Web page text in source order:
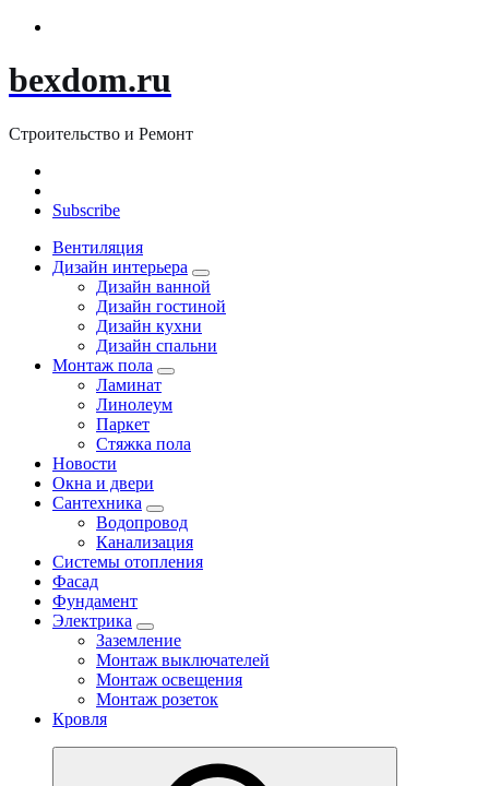
bexdom.ru
Строительство и Ремонт
Subscribe
Вентиляция
Дизайн интерьера
Дизайн ванной
Дизайн гостиной
Дизайн кухни
Дизайн спальни
Монтаж пола
Ламинат
Линолеум
Паркет
Стяжка пола
Новости
Окна и двери
Сантехника
Водопровод
Канализация
Системы отопления
Фасад
Фундамент
Электрика
Заземление
Монтаж выключателей
Монтаж освещения
Монтаж розеток
Кровля